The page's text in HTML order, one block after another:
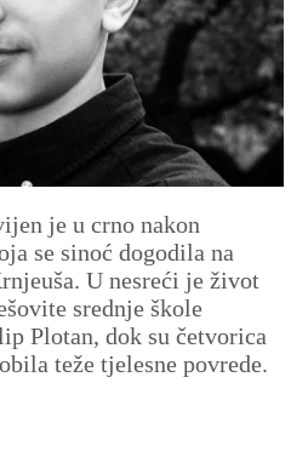
je u crno nakon
se sinoć dogodila na
U nesreći je život
srednje škole
Plotan, dok su četvorica
teže tjelesne povrede.